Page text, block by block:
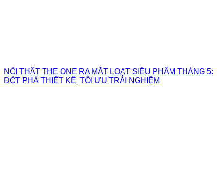
NỘI THẤT THE ONE RA MẮT LOẠT SIÊU PHẨM THÁNG 5:
ĐỘT PHÁ THIẾT KẾ, TỐI ƯU TRẢI NGHIỆM